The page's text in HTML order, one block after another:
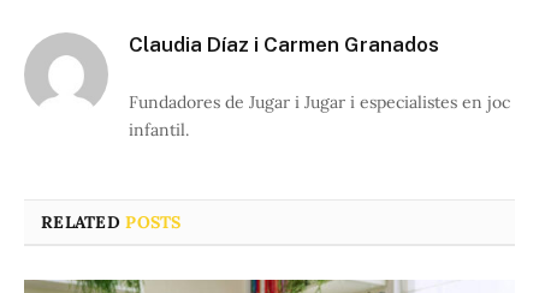
Claudia Díaz i Carmen Granados
Fundadores de Jugar i Jugar i especialistes en joc
infantil.
RELATEDPOSTS